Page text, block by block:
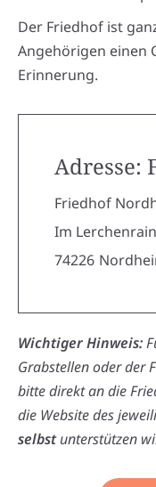
Der Friedhof ist
Angehörigen einen
Erinnerung.
Adresse:
Friedhof
Im
74226
Wichtiger Hinweis:
Grabstellen oder der
bitte direkt an die
die Website des
selbstunterstützen